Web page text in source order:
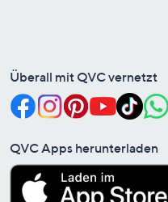
Überall mit QVC vernetzt
QVC Apps herunterladen